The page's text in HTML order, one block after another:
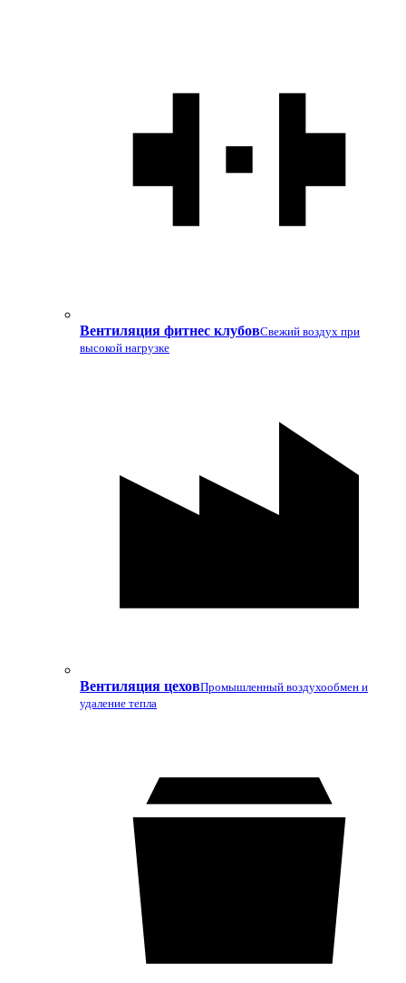
Вентиляция фитнес клубовСвежий воздух при
высокой нагрузке
Вентиляция цеховПромышленный воздухообмен и
удаление тепла